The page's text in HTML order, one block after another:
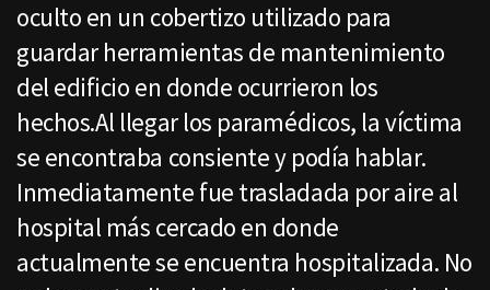
oculto en un cobertizo utilizado para
guardar herramientas de mantenimiento
del edificio en donde ocurrieron los
hechos.Al llegar los paramédicos, la víctima
se encontraba consiente y podía hablar.
Inmediatamente fue trasladada por aire al
hospital más cercado en donde
actualmente se encuentra hospitalizada. No